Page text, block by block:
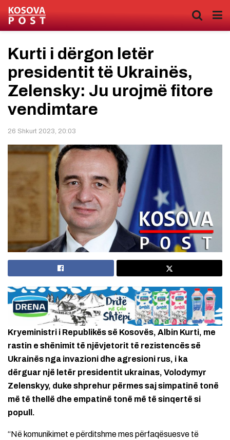
Kurti i dërgon letër
presidentit të Ukrainës,
Zelensky: Ju urojmë fitore
vendimtare
26 Shkurt 2023, 20:03
Kryeministri i Republikës së Kosovës, Albin Kurti, me
rastin e shënimit të njëvjetorit të rezistencës së
Ukrainës nga invazioni dhe agresioni rus, i ka
dërguar një letër presidentit ukrainas, Volodymyr
Zelenskyy, duke shprehur përmes saj simpatinë tonë
më të thellë dhe empatinë tonë më të sinqertë si
popull.
“Në komunikimet e përditshme mes përfaqësuesve të